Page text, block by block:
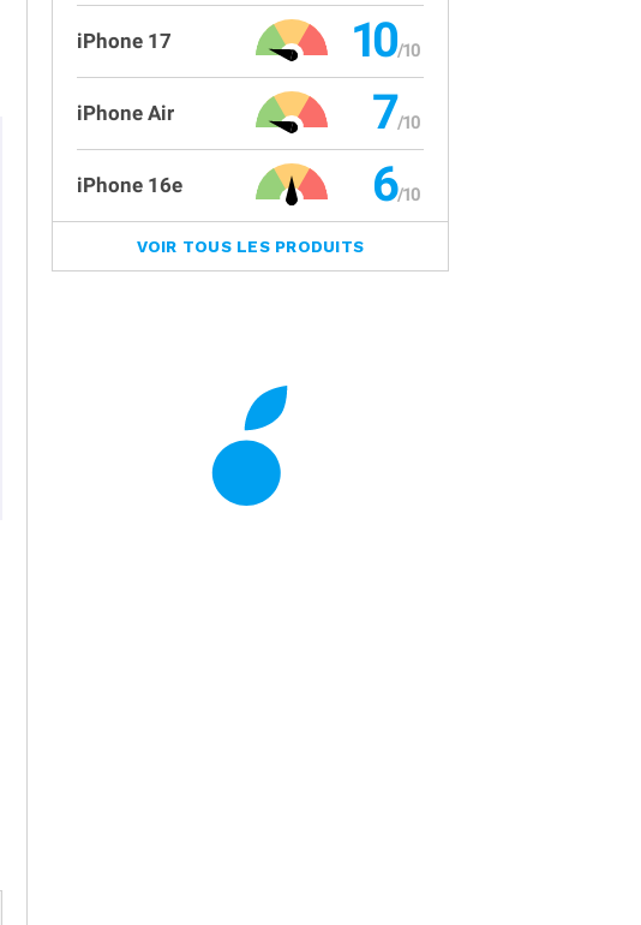
iPhone 17 10
iPhone Air 7
iPhone 16e 6
VOIR TOUS LES PRODUITS